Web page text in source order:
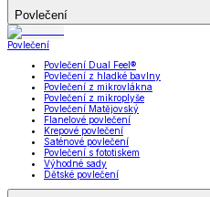
Povlečení
Povlečení
Povlečení Dual Feel®
Povlečení z hladké bavlny
Povlečení z mikrovlákna
Povlečení z mikroplyše
Povlečení Matějovský
Flanelové povlečení
Krepové povlečení
Saténové povlečení
Povlečení s fototiskem
Výhodné sady
Dětské povlečení